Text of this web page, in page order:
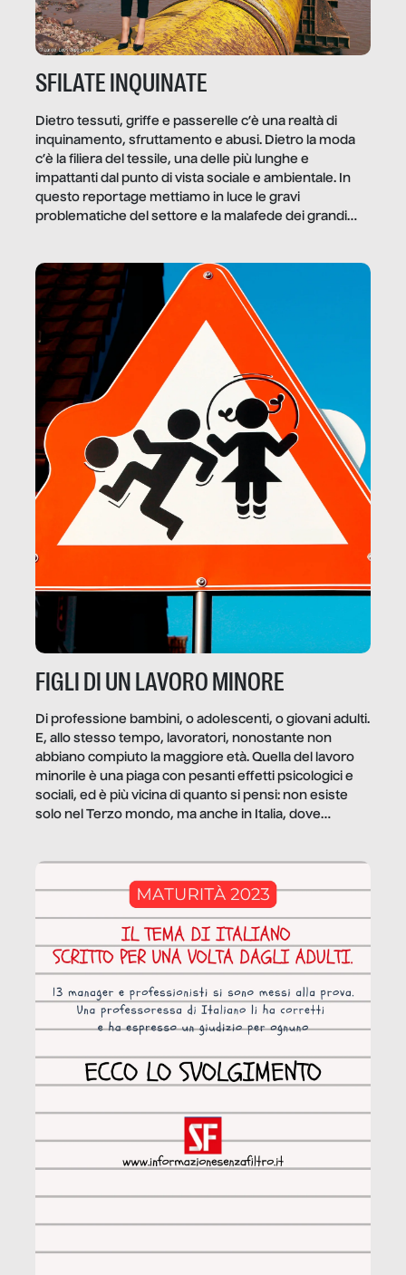
SFILATE INQUINATE
Dietro tessuti, griffe e passerelle c’è una realtà di
inquinamento, sfruttamento e abusi. Dietro la moda
c’è la filiera del tessile, una delle più lunghe e
impattanti dal punto di vista sociale e ambientale. In
questo reportage mettiamo in luce le gravi
problematiche del settore e la malafede dei grandi
FIGLI DI UN LAVORO MINORE
Di professione bambini, o adolescenti, o giovani adulti.
E, allo stesso tempo, lavoratori, nonostante non
abbiano compiuto la maggiore età. Quella del lavoro
minorile è una piaga con pesanti effetti psicologici e
sociali, ed è più vicina di quanto si pensi: non esiste
solo nel Terzo mondo, ma anche in Italia, dove